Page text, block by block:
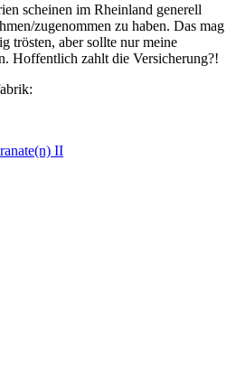
scheinen im Rheinland generell
zugenommen zu haben. Das mag
trösten, aber sollte nur meine
Hoffentlich zahlt die Versicherung?!
II